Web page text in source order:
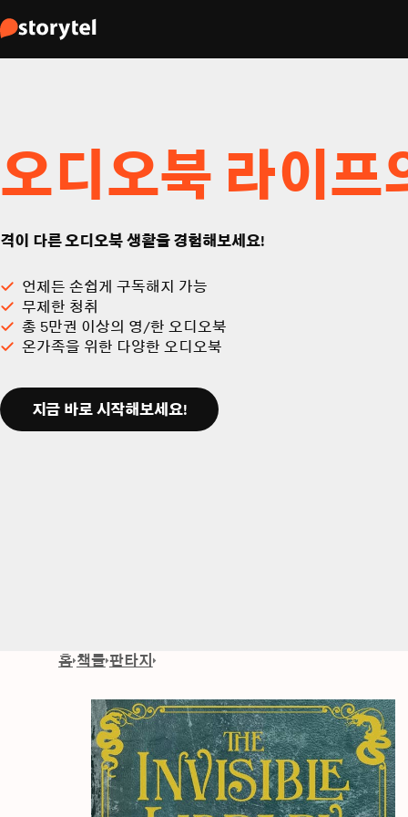
오디오북 라이프
격이 다른 오디오북 생활을 경험해보세요!
언제든 손쉽게 구독해지 가능
무제한 청취
총 5만권 이상의 영/한 오디오북
온가족을 위한 다양한 오디오북
지금 바로 시작해보세요!
홈 책들 판타지